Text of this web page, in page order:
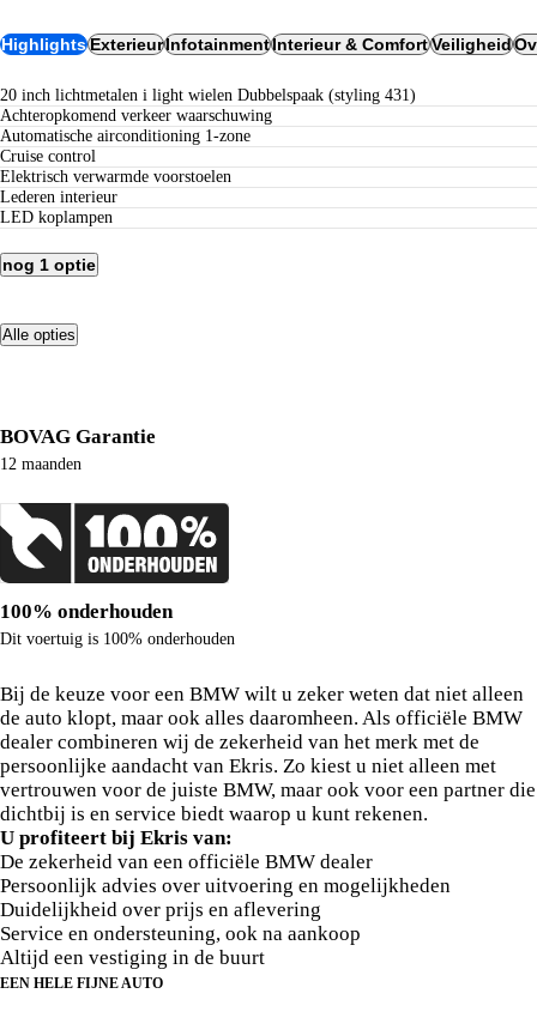
HighlightsExterieurInfotainmentInterieur & ComfortVeiligheid
20 inch lichtmetalen i light wielen Dubbelspaak (styling 431)
achteropkomend verkeer waarschuwing
Automatische airconditioning 1-zone
Cruise control
Elektrisch verwarmde voorstoelen
lederen interieur
LED koplampen
nog 1 optie
Alle opties
BOVAG Garantie
12 maanden
100% onderhouden
Dit voertuig is 100% onderhouden
Bij de keuze voor een BMW wilt u zeker weten dat niet alleen
de auto klopt, maar ook alles daaromheen. Als officiële BMW
dealer combineren wij de zekerheid van het merk met de
persoonlijke aandacht van Ekris. Zo kiest u niet alleen met
vertrouwen voor de juiste BMW, maar ook voor een partner die
dichtbij is en service biedt waarop u kunt rekenen.
U profiteert bij Ekris van:
De zekerheid van een officiële BMW dealer
Persoonlijk advies over uitvoering en mogelijkheden
Duidelijkheid over prijs en aflevering
Service en ondersteuning, ook na aankoop
Altijd een vestiging in de buurt
EEN HELE FIJNE AUTO